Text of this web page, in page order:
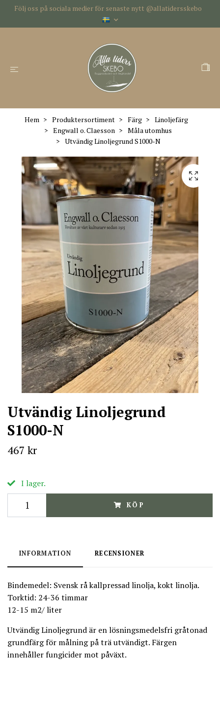
Följ oss på sociala medier för senaste nytt @allatidersskebo
Hem Produktersortiment Färg
Linoljefärg
Engwall o. Claesson
Måla utomhus
Utvändig Linoljegrund S1000-N
Utvändig Linoljegrund
S1000-N
467 kr
I lager.
KÖP
INFORMATION RECENSIONER
Bindemedel: Svensk rå kallpressad linolja, kokt linolja.
Torktid: 24-36 timmar
12-15 m2/ liter
Utvändig Linoljegrund är en lösningsmedelsfri gråtonad
grundfärg för målning på trä utvändigt. Färgen
innehåller fungicider mot påväxt.